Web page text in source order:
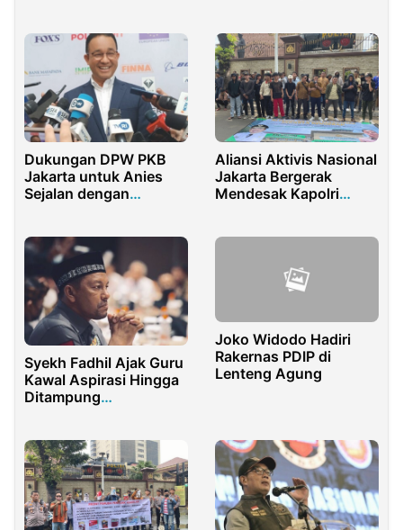
Dukungan DPW PKB
Jakarta untuk Anies
Sejalan dengan
Aliansi Aktivis Nasional
Jakarta Bergerak
Mendesak Kapolri
Syekh Fadhil Ajak Guru
Kawal Aspirasi Hingga
Ditampung
Joko Widodo Hadiri
Rakernas PDIP di
Lenteng Agung